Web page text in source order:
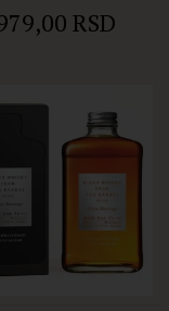
RSD